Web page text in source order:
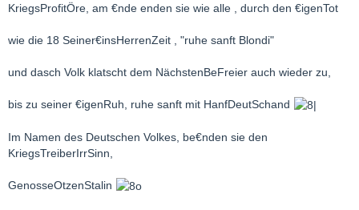
KriegsProfitÖre, am €nde enden sie wie alle , durch den €igenTot
wie die 18 Seiner€insHerrenZeit , "ruhe sanft Blondi"
und dasch Volk klatscht dem NächstenBeFreier auch wieder zu,
bis zu seiner €igenRuh, ruhe sanft mit HanfDeutSchand
Im Namen des Deutschen Volkes, be€nden sie den
KriegsTreiberIrrSinn,
GenosseOtzenStalin